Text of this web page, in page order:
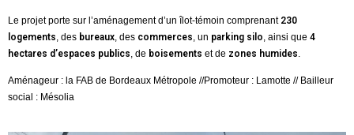
Le projet porte sur l’aménagement d’un îlot-témoin comprenant 230
logements , des bureaux , des commerces , un parking silo , ainsi que 4
hectares d’espaces publics , de boisements et de zones humides
Aménageur : la FAB de Bordeaux Métropole //Promoteur : Lamotte // Bailleur
social : Mésolia